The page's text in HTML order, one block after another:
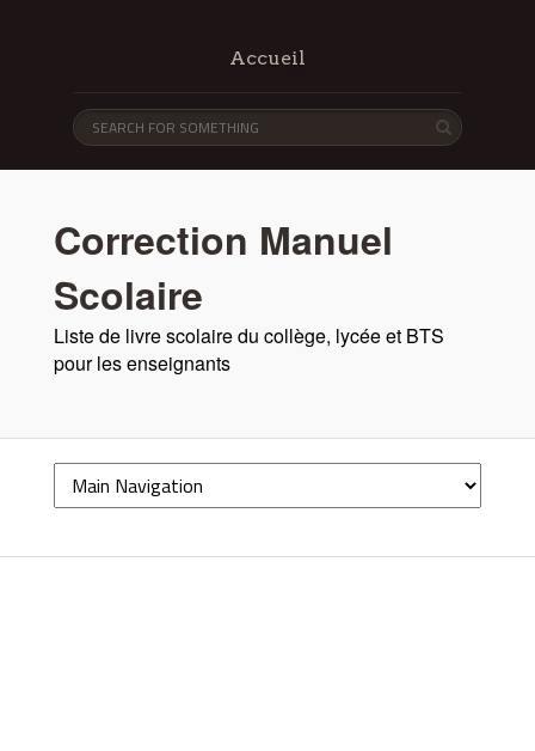
Accueil
Correction Manuel
Scolaire
Liste de livre scolaire du collège, lycée et BTS
pour les enseignants